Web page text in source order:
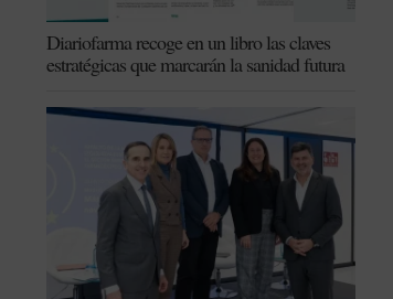
Diariofarma recoge en un libro las claves
estratégicas que marcarán la sanidad futura